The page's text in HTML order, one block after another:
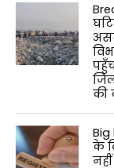
की
Big
के